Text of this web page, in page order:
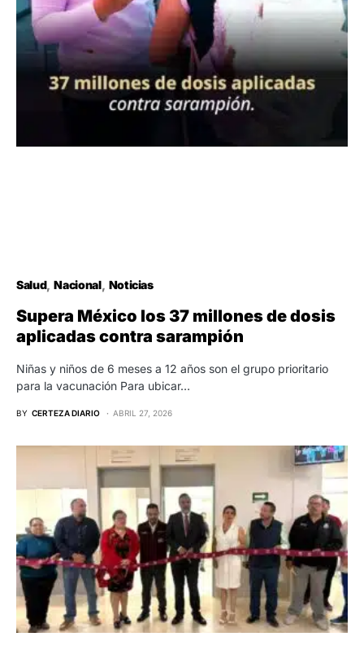
Salud Nacional Noticias
Supera México los 37 millones de dosis
aplicadas contra sarampión
Niñas y niños de 6 meses a 12 años son el grupo prioritario
para la vacunación Para ubicar…
BY CERTEZA DIARIO ABRIL 27, 2026